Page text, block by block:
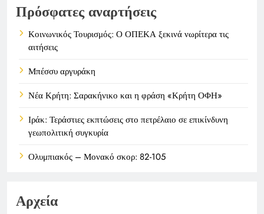
Πρόσφατες αναρτήσεις
Κοινωνικός Τουρισμός: Ο ΟΠΕΚΑ ξεκινά νωρίτερα τις
αιτήσεις
Μπέσσυ αργυράκη
Νέα Κρήτη: Σαρακήνικο και η φράση «Κρήτη ΟΦΗ»
Ιράκ: Τεράστιες εκπτώσεις στο πετρέλαιο σε επικίνδυνη
γεωπολιτική συγκυρία
Ολυμπιακός – Μονακό σκορ: 82-105
Αρχεία